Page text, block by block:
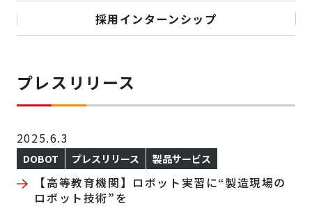
採用インターンシップ
プレスリリース
2025.6.3
DOBOT プレスリリース 製品サービス
【高等教育機関】ロボット実習に“製造現場の
ロボット技術”を